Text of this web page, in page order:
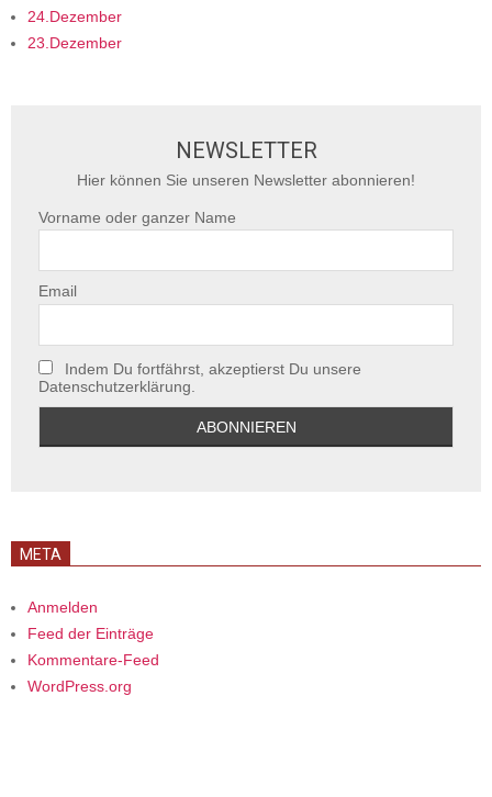
24.Dezember
23.Dezember
NEWSLETTER
Hier können Sie unseren Newsletter abonnieren!
Vorname oder ganzer Name
Email
Indem Du fortfährst, akzeptierst Du unsere
Datenschutzerklärung.
META
Anmelden
Feed der Einträge
Kommentare-Feed
WordPress.org